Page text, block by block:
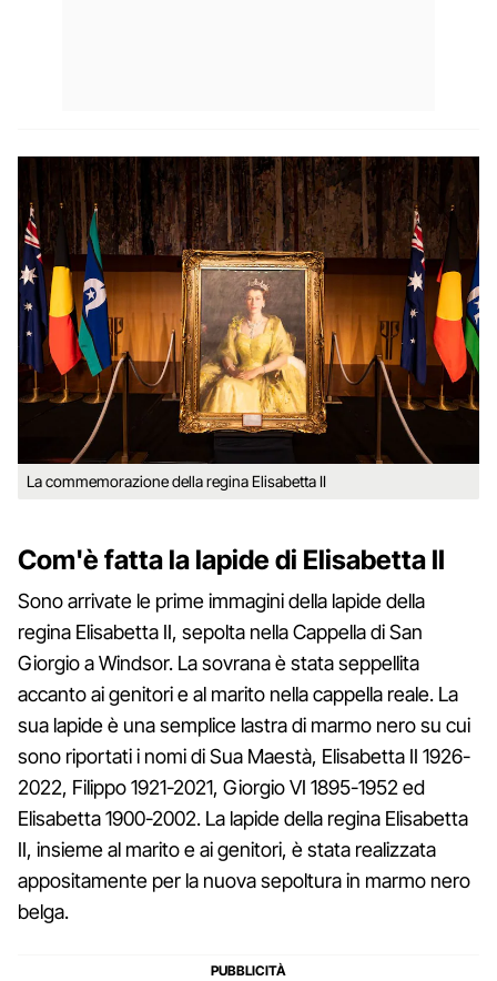
La commemorazione della regina Elisabetta II
Com'è fatta la lapide di Elisabetta II
Sono arrivate le prime immagini della lapide della
regina Elisabetta II, sepolta nella Cappella di San
Giorgio a Windsor. La sovrana è stata seppellita
accanto ai genitori e al marito nella cappella reale. La
sua lapide è una semplice lastra di marmo nero su cui
sono riportati i nomi di Sua Maestà, Elisabetta II 1926-
2022, Filippo 1921-2021, Giorgio VI 1895-1952 ed
Elisabetta 1900-2002. La lapide della regina Elisabetta
II, insieme al marito e ai genitori, è stata realizzata
appositamente per la nuova sepoltura in marmo nero
belga.